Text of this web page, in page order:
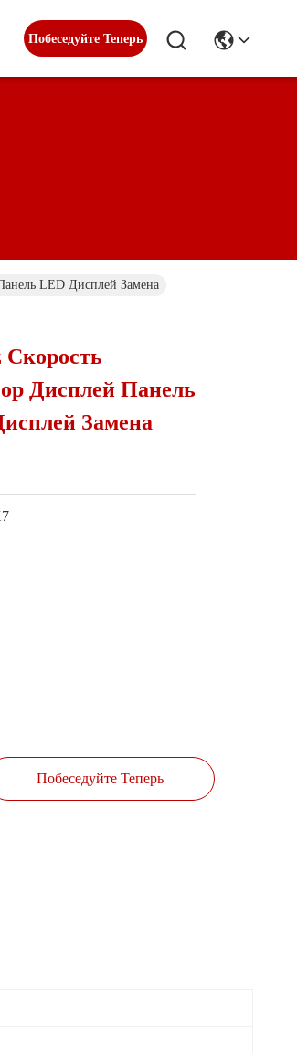
Побеседуйте Теперь
LED Дисплей Замена
Дисплей Панель
Замена
Побеседуйте Теперь